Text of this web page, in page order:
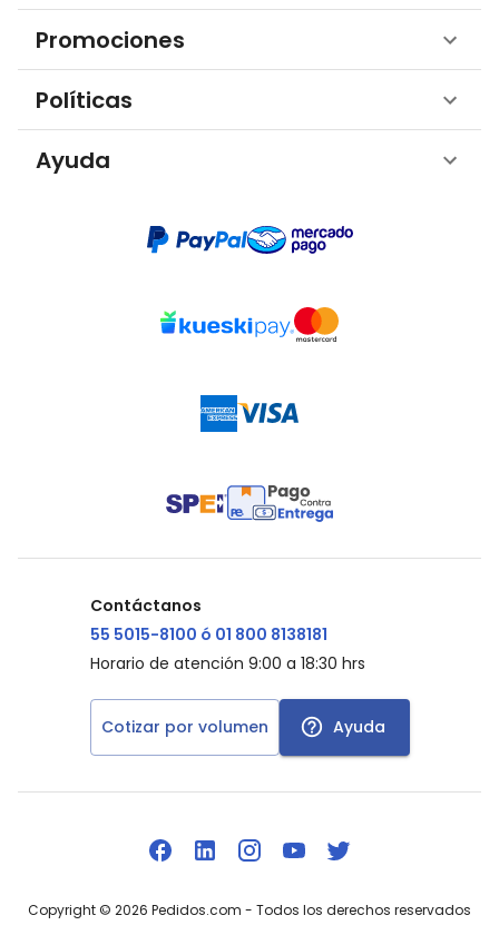
Promociones
Políticas
Ayuda
Contáctanos
55 5015-8100 ó 01 800 8138181
Horario de atención 9:00 a 18:30 hrs
Cotizar por volumen Ayuda
Copyright © 2026 Pedidos.com - Todos los derechos reservados